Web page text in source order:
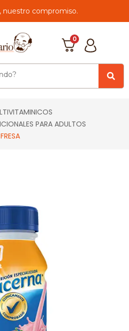
nuestro compromiso.
0
PARA ADULTOS